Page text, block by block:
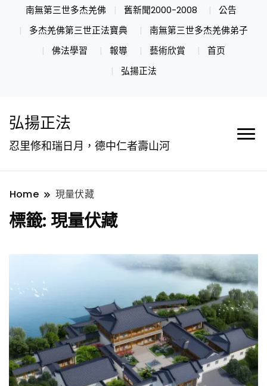
南無第三世多杰羌佛 舊新聞2000-2008
公告
多杰羌佛第三世正法寶典
南無第三世多杰羌佛弟子
佛法學習
報導 藝術欣賞
首页
弘揚正法
弘揚正法
忍里修和瑞日月，德中仁者壽山河
Home 現量伏藏
標籤: 現量伏藏